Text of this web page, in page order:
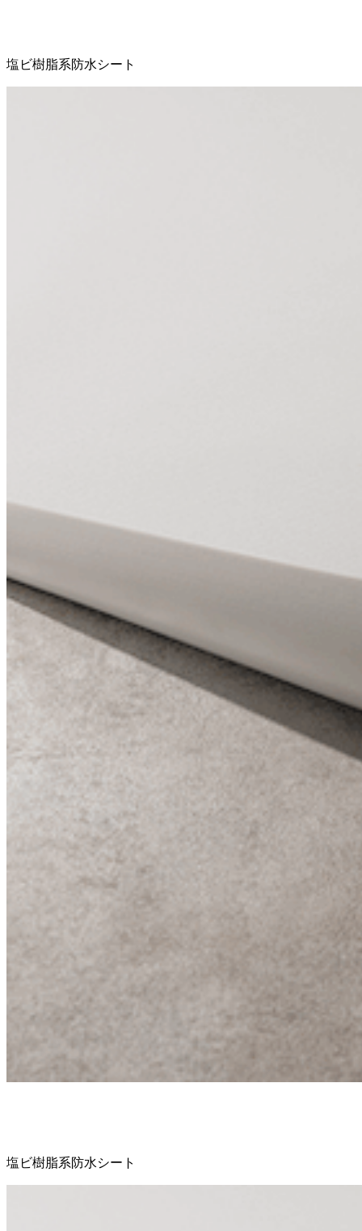
塩ビ樹脂系防水シート
塩ビ樹脂系防水シート